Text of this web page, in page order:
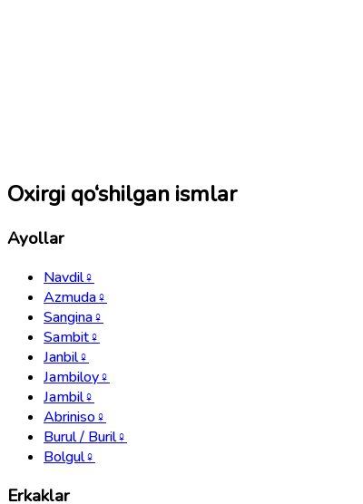
Oxirgi qo‘shilgan ismlar
Ayollar
Navdil♀
Azmuda♀
Sangina♀
Sambit♀
Janbil♀
Jambiloy♀
Jambil♀
Abriniso♀
Burul / Buril♀
Bolgul♀
Erkaklar